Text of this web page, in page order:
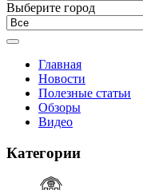
Выберите город
Главная
Новости
Полезные статьи
Обзоры
Видео
Категории